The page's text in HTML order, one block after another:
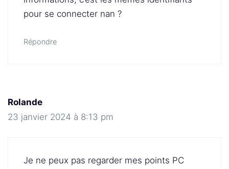
pour se connecter nan ?
Répondre
Rolande
23 janvier 2024 à 8:13 pm
Je ne peux pas regarder mes points PC